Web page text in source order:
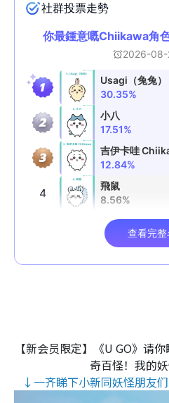
【新会员限定】《U GO》请
奇百怪！我的妖
↓一齐睇下小新同妖怪朋友